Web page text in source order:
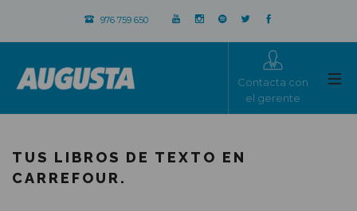
976 759 650
Contacta con
el gerente
TUS LIBROS DE TEXTO EN
CARREFOUR.